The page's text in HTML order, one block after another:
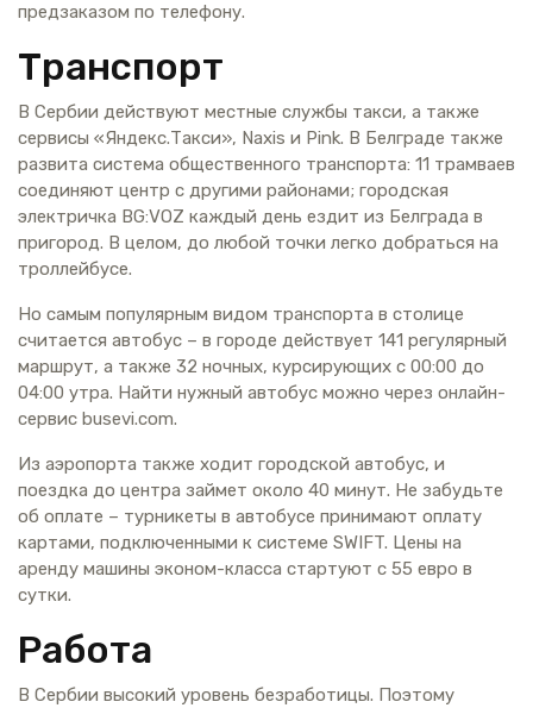
предзаказом по телефону.
Транспорт
В Сербии действуют местные службы такси, а также
сервисы «Яндекс.Такси», Naxis и Pink. В Белграде также
развита система общественного транспорта: 11 трамваев
соединяют центр с другими районами; городская
электричка BG:VOZ каждый день ездит из Белграда в
пригород. В целом, до любой точки легко добраться на
троллейбусе.
Но самым популярным видом транспорта в столице
считается автобус – в городе действует 141 регулярный
маршрут, а также 32 ночных, курсирующих с 00:00 до
04:00 утра. Найти нужный автобус можно через онлайн-
сервис busevi.com.
Из аэропорта также ходит городской автобус, и
поездка до центра займет около 40 минут. Не забудьте
об оплате – турникеты в автобусе принимают оплату
картами, подключенными к системе SWIFT. Цены на
аренду машины эконом-класса стартуют с 55 евро в
сутки.
Работа
В Сербии высокий уровень безработицы. Поэтому